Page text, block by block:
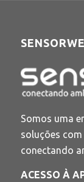
Somos uma
soluções
conectando
ACESSO À